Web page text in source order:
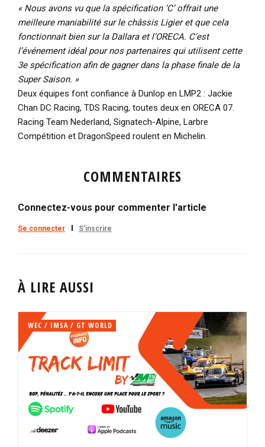
« Nous avons vu que la spécification ‘C’ offrait une
meilleure maniabilité sur le châssis Ligier et que cela
fonctionnait bien sur la Dallara et l’ORECA. C’est
l’événement idéal pour nos partenaires qui utilisent cette
3e spécification afin de gagner dans la phase finale de la
Super Saison. »
Deux équipes font confiance à Dunlop en LMP2 : Jackie
Chan DC Racing, TDS Racing, toutes deux en ORECA 07.
Racing Team Nederland, Signatech-Alpine, Larbre
Compétition et DragonSpeed roulent en Michelin.
COMMENTAIRES
Connectez-vous pour commenter l'article
Se connecter S'inscrire
À LIRE AUSSI
WEC / IMSA / GT WORLD